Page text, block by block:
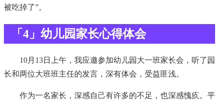
被吃掉了”。
「4」幼儿园家长心得体会
10月13日上午，我应邀参加幼儿园大一班家长会，听了园
长和两位大班班主任的发言，深有体会，受益匪浅。
作为一名家长，深感自己有许多的不足，也深感愧疚。平